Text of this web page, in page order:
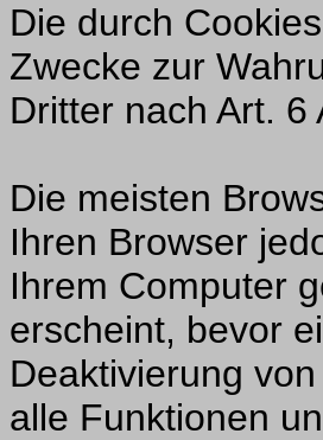
Die durch
Zwecke zur
Dritter nach Art.
Die meisten
Ihren Browser
Ihrem Computer
erscheint, bevor
Deaktivierung
alle Funktionen